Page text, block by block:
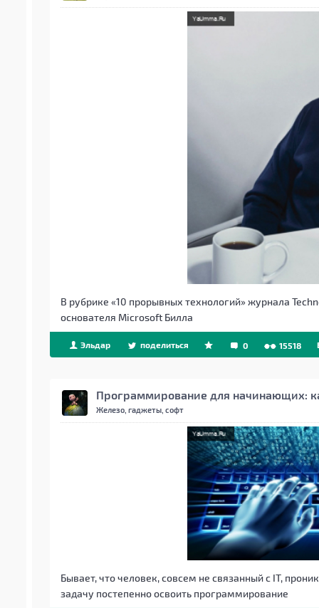
В рубрике «10 прорывных технологий» журнала
основателя Microsoft Билла
Эльдар поделиться 0 15518
Программирование для начинающих:
Железо, гаджеты, софт
Бывает, что человек, совсем не связанный с IT,
задачу постепенно освоить программирование